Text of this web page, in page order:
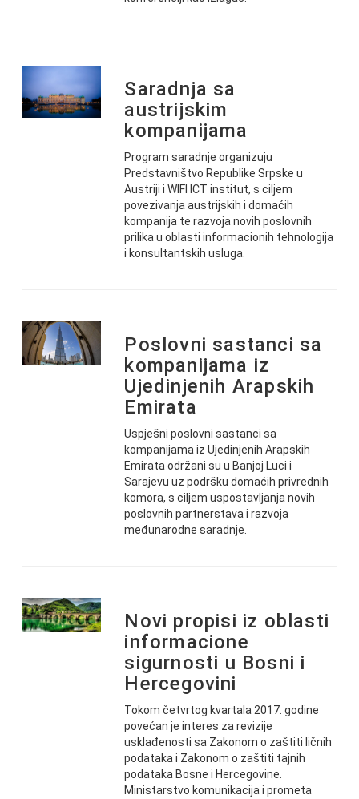
Saradnja sa
austrijskim
kompanijama
Program saradnje organizuju
Predstavništvo Republike Srpske u
Austriji i WIFI ICT institut, s ciljem
povezivanja austrijskih i domaćih
kompanija te razvoja novih poslovnih
prilika u oblasti informacionih tehnologija
i konsultantskih usluga.
Poslovni sastanci sa
kompanijama iz
Ujedinjenih Arapskih
Emirata
Uspješni poslovni sastanci sa
kompanijama iz Ujedinjenih Arapskih
Emirata održani su u Banjoj Luci i
Sarajevu uz podršku domaćih privrednih
komora, s ciljem uspostavljanja novih
poslovnih partnerstava i razvoja
međunarodne saradnje.
Novi propisi iz oblasti
informacione
sigurnosti u Bosni i
Hercegovini
Tokom četvrtog kvartala 2017. godine
povećan je interes za revizije
usklađenosti sa Zakonom o zaštiti ličnih
podataka i Zakonom o zaštiti tajnih
podataka Bosne i Hercegovine.
Ministarstvo komunikacija i prometa